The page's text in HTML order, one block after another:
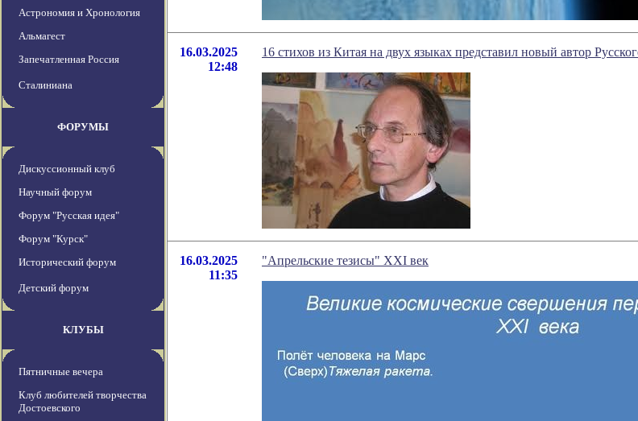
Астрономия и Хронология
Альмагест
Запечатленная Россия
Сталиниана
ФОРУМЫ
Дискуссионный клуб
Научный форум
Форум "Русская идея"
Форум "Курск"
Исторический форум
Детский форум
КЛУБЫ
Пятничные вечера
Клуб любителей творчества
Достоевского
16.03.2025
12:48
16 стихов из Китая на двух языках представил новый автор
16.03.2025
11:35
"Апрельские тезисы" XXI век